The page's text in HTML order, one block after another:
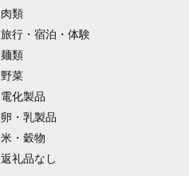
肉類
旅行・宿泊・体験
麺類
野菜
電化製品
卵・乳製品
米・穀物
返礼品なし